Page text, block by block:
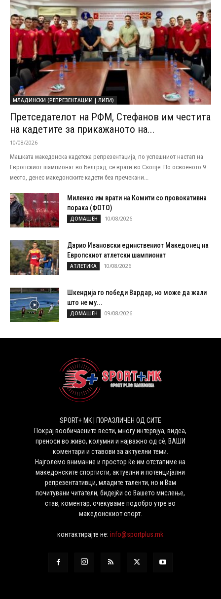
МЛАДИНСКИ (РЕПРЕЗЕНТАЦИИ | ЛИГИ)
Претседателот на РФМ, Стефанов им честита
на кадетите за прикажаното на...
10/08/2026
Машката македонска кадетска репрезентација, по успешниот настап на
Европскиот шампионат во Белград, се врати во Скопје. По освоеното 9
место, денес македонските кадети беа пречекани...
Миленко им врати на Комити со провокативна
порака (ФОТО)
ДОМАШЕН 10/08/2026
Дарио Ивановски единствениот Македонец на
Европскиот атлетски шампионат
АТЛЕТИКА 10/08/2026
Шкендија го победи Вардар, но може да жали
што не му...
ДОМАШЕН 09/08/2026
SPORT+ MK | ПОРАЗЛИЧЕН ОД СИТЕ
Покрај вообичаените вести, многу интервјуа, видеа,
преноси во живо, колумни и најважно од сѐ, ВАШИ
коментари и ставови за актуелни теми.
Најголемо внимание и простор ќе им отстапиме на
македонските спортисти, актуелни и потенцијални
репрезентативци, младите таленти, но и Вам
почитувани читатели, бидејќи со Вашето мислење,
став, коментар, очекуваме подобро утре во
македонскиот спорт.
контактирајте не:info@sportplus.mk